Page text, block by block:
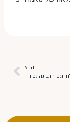
הבא
וגם את הצרעה ישלח, וגם חרבונה זכור לטוב